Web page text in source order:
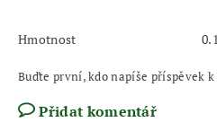
Hmotnost
Buďte první, kdo napíše příspěvek
Přidat komentář